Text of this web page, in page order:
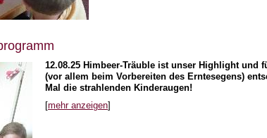
12.08.25 Himbeer-Träuble ist unser Highlight und
(vor allem beim Vorbereiten des Erntesegens)
Mal die strahlenden Kinderaugen!
[mehr anzeigen]